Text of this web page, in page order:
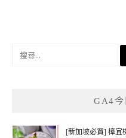
GA4今
[新加坡必買] 樟宜